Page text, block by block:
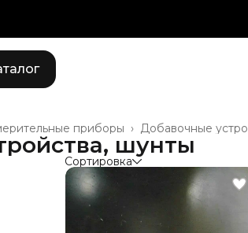
Добавочные
приборы ›
шунты
Сортировка